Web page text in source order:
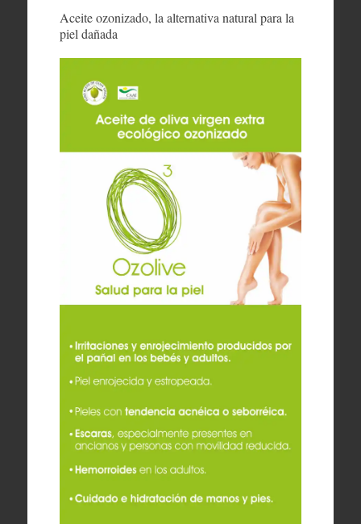
Aceite ozonizado, la alternativa natural para la
piel dañada